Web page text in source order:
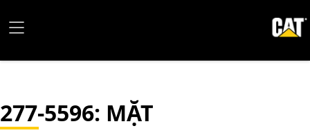
277-5596: MẶT